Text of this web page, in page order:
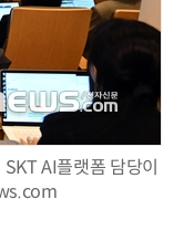
AI플랫폼 담당이